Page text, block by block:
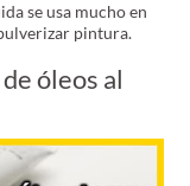
se usa mucho en
pintura.
óleos al